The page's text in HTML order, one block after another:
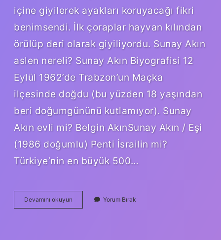
içine giyilerek ayakları koruyacağı fikri
benimsendi. İlk çoraplar hayvan kılından
örülüp deri olarak giyiliyordu. Sunay Akın
aslen nereli? Sunay Akın Biyografisi 12
Eylül 1962’de Trabzon’un Maçka
ilçesinde doğdu (bu yüzden 18 yaşından
beri doğumgününü kutlamıyor). Sunay
Akın evli mi? Belgin AkınSunay Akın / Eşi
(1986 doğumlu) Penti İsrailin mi?
Türkiye’nin en büyük 500…
Devamını okuyun
Kaçığı
Yorum Bırak